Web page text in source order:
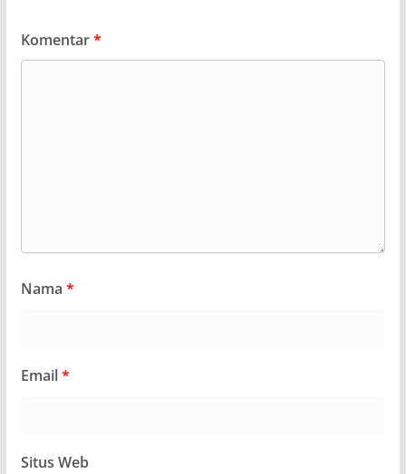
Komentar*
Nama *
Email*
Situs Web